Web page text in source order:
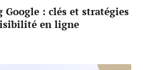
: clés et stratégies
en ligne